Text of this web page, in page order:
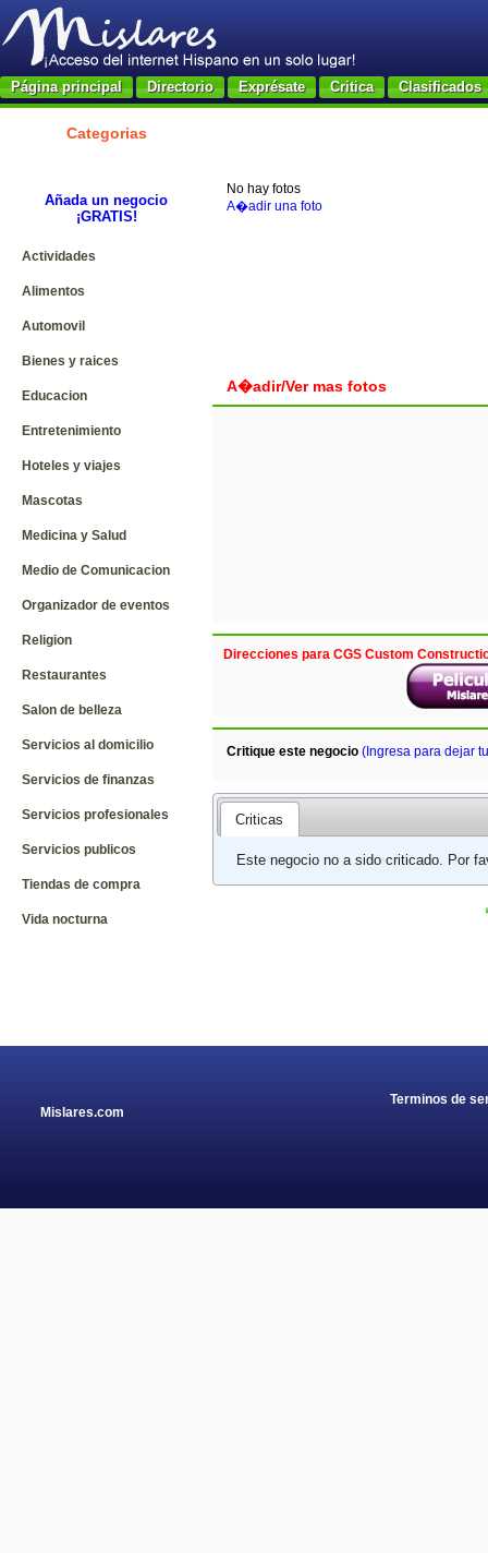
Página principal Directorio Exprésate Critica Clasificados
Categorias
Añada un negocio
¡GRATIS!
Actividades
Alimentos
Automovil
Bienes y raices
Educacion
Entretenimiento
Hoteles y viajes
Mascotas
Medicina y Salud
Medio de Comunicacion
Organizador de eventos
Religion
Restaurantes
Salon de belleza
Servicios al domicilio
Servicios de finanzas
Servicios profesionales
Servicios publicos
Tiendas de compra
Vida nocturna
No hay fotos
A�adir una foto
A�adir/Ver mas fotos
Direcciones para CGS Custom
Critique este negocio (Ingresa para dejar
Criticas
Este negocio no a sido criticado. Por
Mislares.com
Terminos de